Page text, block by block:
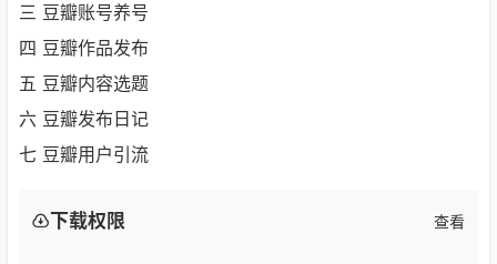
三 豆瓣账号养号
四 豆瓣作品发布
五 豆瓣内容选题
六 豆瓣发布日记
七 豆瓣用户引流
下载权限 查看